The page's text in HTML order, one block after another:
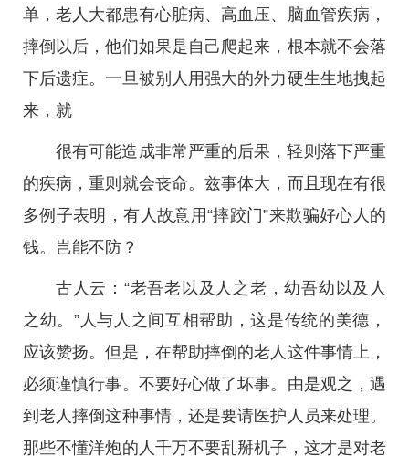
单，老人大都患有心脏病、高血压、脑血管疾病，
摔倒以后，他们如果是自己爬起来，根本就不会落
下后遗症。一旦被别人用强大的外力硬生生地拽起
来，就
很有可能造成非常严重的后果，轻则落下严重
的疾病，重则就会丧命。兹事体大，而且现在有很
多例子表明，有人故意用“摔跤门”来欺骗好心人的
钱。岂能不防？
古人云：“老吾老以及人之老，幼吾幼以及人
之幼。”人与人之间互相帮助，这是传统的美德，
应该赞扬。但是，在帮助摔倒的老人这件事情上，
必须谨慎行事。不要好心做了坏事。由是观之，遇
到老人摔倒这种事情，还是要请医护人员来处理。
那些不懂洋炮的人千万不要乱掰机子，这才是对老